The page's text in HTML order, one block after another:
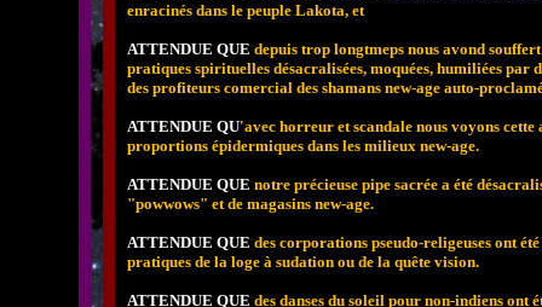
enracinés dans le peuple Lakota, et
ATTENDUE QUE depuis trop longtmeps nous avond
pratiques spirituelles désacralisées, moquées, humiliées par
des profiteurs comercial des shamans new-age auto-
ATTENDUE QU'avec horreur et scandale nous voyons
proportions épidermiques dans les milieux new-age.
ATTENDUE QUE notre précieuse pipe sacrée a été
"powwows" et de magasins new-age.
ATTENDUE QUE des corporations pseudo-religeuses ont
pratiques de la loge à sudation ou de la quête vision.
ATTENDUE QUE des danses du soleil pour non-indiens ont